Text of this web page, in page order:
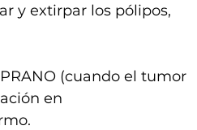
y extirpar los pólipos,
(cuando el tumor
en